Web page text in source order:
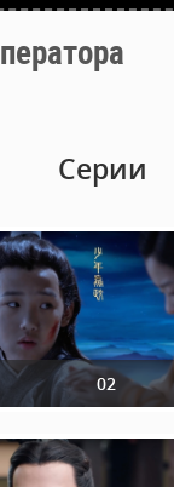
Серии
02